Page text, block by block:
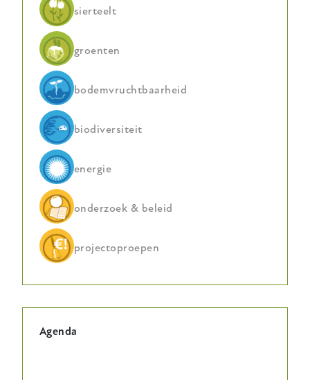
sierteelt
groenten
bodemvruchtbaarheid
biodiversiteit
energie
onderzoek & beleid
projectoproepen
Agenda